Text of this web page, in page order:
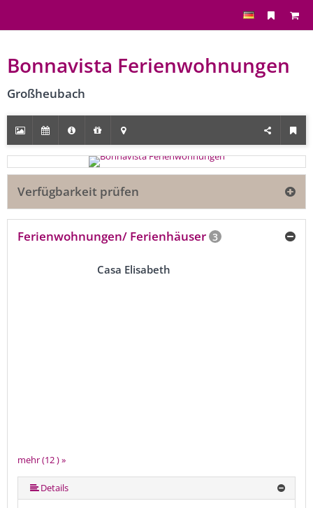
Bonnavista Ferienwohnungen
Großheubach
Verfügbarkeit prüfen
Ferienwohnungen/ Ferienhäuser 3
mehr (12 ) »
mehr (12 ) »
mehr (12 ) »
mehr (12 ) »
mehr (12 ) »
mehr (12 ) »
mehr (12 ) »
mehr (12 ) »
mehr (12 ) »
Casa Elisabeth
Details